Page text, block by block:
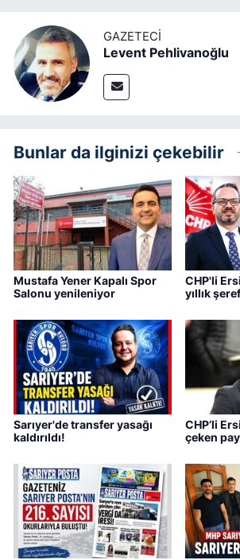
GAZETECI
Levent Pehlivanoğlu
Bunlar da ilginizi çekebilir
Mustafa Yener Kapalı Spor
Salonu yenileniyor
CHP'li
yıllık
Sarıyer'de transfer yasağı
kaldırıldı!
CHP’li
çeken